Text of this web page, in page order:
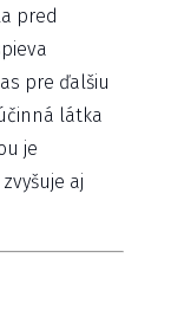
pred
pre ďalšiu
látka
je
aj